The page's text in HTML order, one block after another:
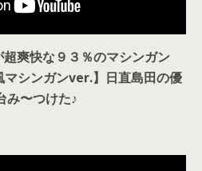
爽快な９３％のマシンガン
マシンガンver.】日直島田の優
み〜つけた♪